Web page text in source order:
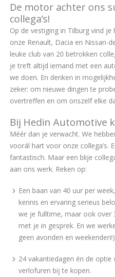
De motor achter ons
collega’s!
Op de vestiging in Tilburg vind
onze Renault, Dacia en Nissan-
leuke club van 20 betrokken
je treft altijd iemand met een
we doen. En denken in
zeker: om nieuwe dingen te
overtreffen en om onszelf elke
Bij Hedin Automotive
Méér dan je verwacht. We
voorál hart voor onze collega’s.
fantastisch. Maar een blije
aan ons werk. Reken op:
Een baan van 40 uur per
kennis en ervaring serieus
we je fulltime, maar ook over
met je in gesprek. En we
geen avonden en
24 vakantiedagen én de
verlofuren bij te kopen.